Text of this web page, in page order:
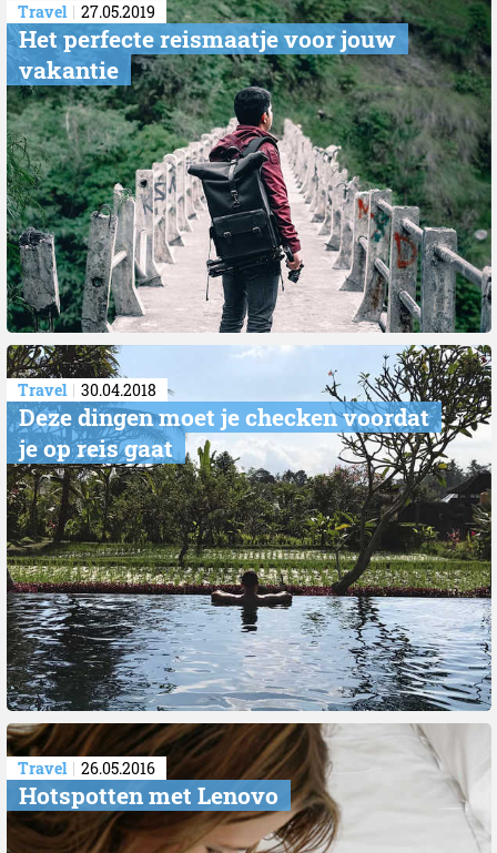
Travel 27.05.2019
​Het perfecte reismaatje voor jouw
vakantie
Travel 30.04.2018
Deze dingen moet je checken voordat
je op reis gaat
Travel 26.05.2016
Hotspotten met Lenovo